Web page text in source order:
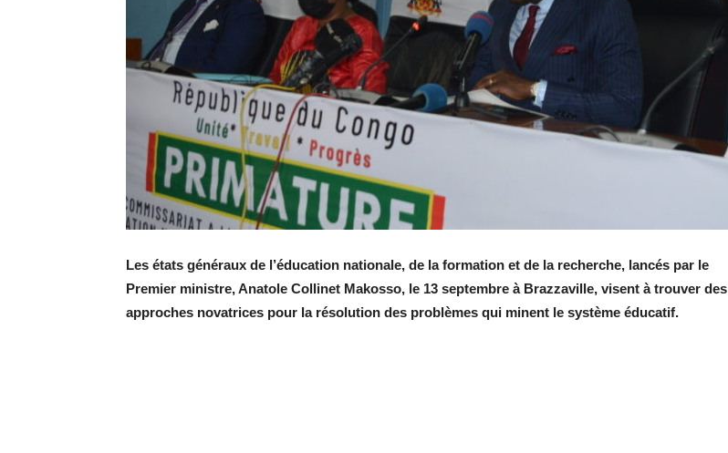
Les états généraux de l’éducation nationale, de la formation et de la recherche, lancés par le
Premier ministre, Anatole Collinet Makosso, le 13 septembre à Brazzaville, visent à trouver des
approches novatrices pour la résolution des problèmes qui minent le système éducatif.